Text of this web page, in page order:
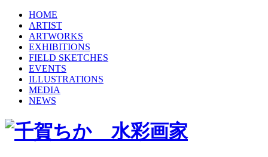
HOME
ARTIST
ARTWORKS
EXHIBITIONS
FIELD SKETCHES
EVENTS
ILLUSTRATIONS
MEDIA
NEWS